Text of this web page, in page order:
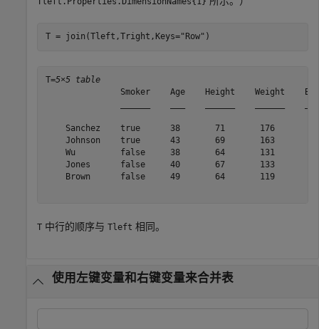
T = join(Tleft,Tright,Keys="Row" )
T=5×5 table
Smoker    Age    Height    Weight
Sanchez    true      38       71       176
Johnson    true      43       69       163
Wu         false     38       64       131
Jones      false     40       67       133
Brown      false     49       64       119
T 中行的顺序与 Tleft 相同。
使用左键变量和右键变量来合并表